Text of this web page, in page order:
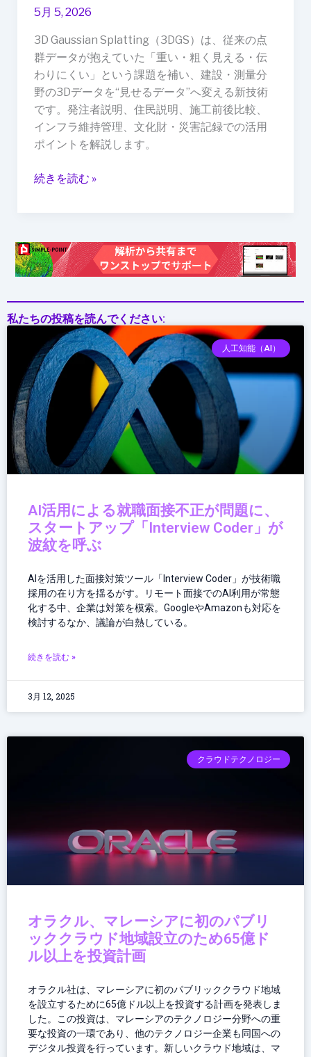
5月 5, 2026
3D Gaussian Splatting（3DGS）は、従来の点
群データが抱えていた「重い・粗く見える・伝
わりにくい」という課題を補い、建設・測量分
野の3Dデータを“見せるデータ”へ変える新技術
です。発注者説明、住民説明、施工前後比較、
インフラ維持管理、文化財・災害記録での活用
ポイントを解説します。
ゼ
活
用
続きを読む »
私たちの投稿を読んでください:
人工知能（AI）
AI活用による就職面接不正が問題に、
スタートアップ「Interview Coder」が
波紋を呼ぶ
AIを活用した面接対策ツール「Interview Coder」が技術職
採用の在り方を揺るがす。リモート面接でのAI利用が常態
化する中、企業は対策を模索。GoogleやAmazonも対応を
検討するなか、議論が白熱している。
続きを読む »
3月 12, 2025
クラウドテクノロジー
オラクル、マレーシアに初のパブリ
ッククラウド地域設立のため65億ド
ル以上を投資計画
オラクル社は、マレーシアに初のパブリッククラウド地域
を設立するために65億ドル以上を投資する計画を発表しま
した。この投資は、マレーシアのテクノロジー分野への重
要な投資の一環であり、他のテクノロジー企業も同国への
デジタル投資を行っています。新しいクラウド地域は、マ